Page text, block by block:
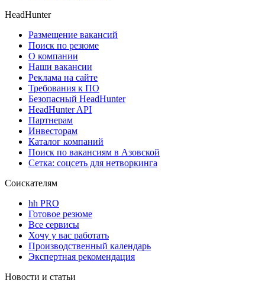
HeadHunter
Размещение вакансий
Поиск по резюме
О компании
Наши вакансии
Реклама на сайте
Требования к ПО
Безопасный HeadHunter
HeadHunter API
Партнерам
Инвесторам
Каталог компаний
Поиск по вакансиям в Азовской
Сетка: соцсеть для нетворкинга
Соискателям
hh PRO
Готовое резюме
Все сервисы
Хочу у вас работать
Производственный календарь
Экспертная рекомендация
Новости и статьи